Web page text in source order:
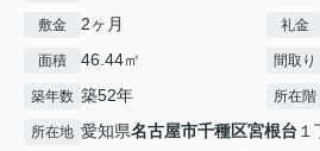
敷金 2ヶ月 礼金
面積 46.44㎡ 間取り
築年数 築52年 所在階
所在地 愛知県名古屋市千種区宮根台